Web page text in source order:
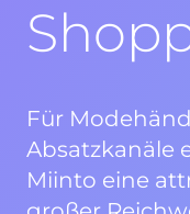
Für
Absatzkanäle
Miinto eine